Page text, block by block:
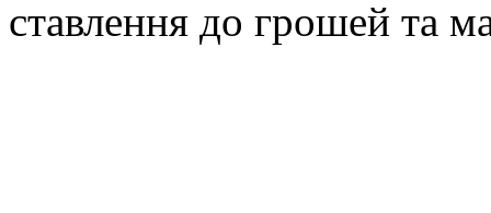
ставлення до грошей та